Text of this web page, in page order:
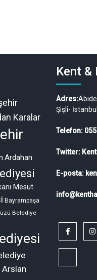
Karalar
Ardahan
Mesut
Bayrampaşa
Belediye
Arslan
Kent &
Adres:
Şişli- İstanbul
Telefon:
Twitter:
E-posta:
facebook